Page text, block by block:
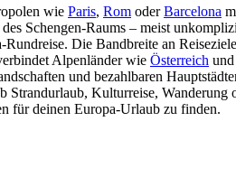
wie Paris, Rom oderBarcelona
Schengen-Raums – meist
Die Bandbreite an
Alpenländer wie Österreich
und bezahlbaren
Kulturreise, Wanderung
für deinen Europa-Urlaub zu finden.